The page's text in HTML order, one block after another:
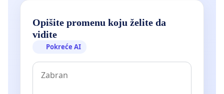
Opišite promenu koju želite da
vidite
Pokreće AI